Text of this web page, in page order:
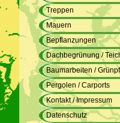
Treppen
Mauern
Bepflanzungen
Dachbegrünung /
Baumarbeiten /
Pergolen / Carports
Kontakt / Impressum
Datenschutz